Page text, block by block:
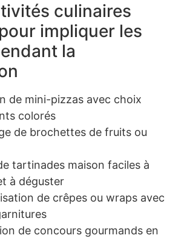
culinaires
impliquer les
la
de mini-pizzas avec choix
colorés
de brochettes de fruits ou
tartinades maison faciles à
à déguster
de crêpes ou wraps avec
de concours gourmands en